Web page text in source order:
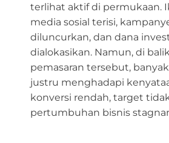
terlihat aktif di permukaan.
media sosial terisi,
diluncurkan, dan dana
dialokasikan. Namun, di
pemasaran tersebut,
justru menghadapi
konversi rendah, target
pertumbuhan bisnis